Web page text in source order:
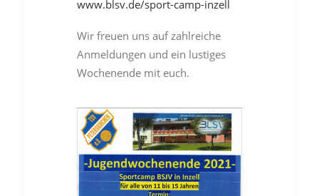
www.blsv.de/sport-camp-inzell
Wir freuen uns auf zahlreiche
Anmeldungen und ein lustiges
Wochenende mit euch.